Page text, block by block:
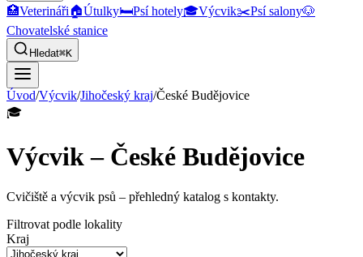
🏥Veterináři🏠Útulky🛏️Psí hotely🎓Výcvik✂️Psí salony🐶
Chovatelské stanice
Hledat⌘K
Úvod/Výcvik/Jihočeský kraj/České Budějovice
🎓
Výcvik – České Budějovice
Cvičiště a výcvik psů – přehledný katalog s kontakty.
Filtrovat podle lokality
Kraj